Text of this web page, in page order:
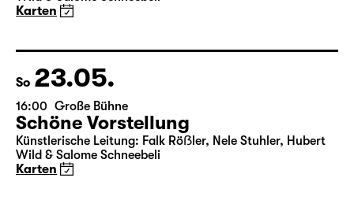
19:30 Große Bühne
Schöne Vorstellung
Wild & Salome Schneebeli
Karten
So 23.05.
16:00 Große Bühne
Schöne Vorstellung